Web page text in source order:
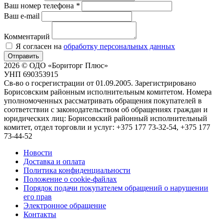
Ваш номер телефона *
Ваш e-mail
Комментарий
Я согласен на обработку персональных данных
Отправить
2026 © ОДО «Бориторг Плюс»
УНП 690353915
Св-во о госрегистрации от 01.09.2005. Зарегистрировано
Борисовским районным исполнительным комитетом. Номера
уполномоченных рассматривать обращения покупателей в
соответствии с законодательством об обращениях граждан и
юридических лиц: Борисовский районный исполнительный
комитет, отдел торговли и услуг: +375 177 73-32-54, +375 177
73-44-52
Новости
Доставка и оплата
Политика конфиденциальности
Положение о cookie-файлах
Порядок подачи покупателем обращений о нарушении
его прав
Электронное обращение
Контакты